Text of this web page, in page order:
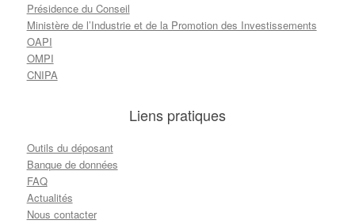
Présidence du Conseil
Ministère de l’Industrie et de la Promotion des Investissements
OAPI
OMPI
CNIPA
Liens pratiques
Outils du déposant
Banque de données
FAQ
Actualités
Nous contacter